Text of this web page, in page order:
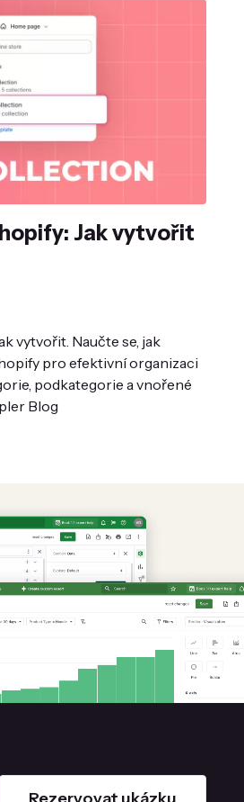
Jak vytvořit
vytvořit. Naučte se, jak
pro efektivní organizaci
podkategorie a vnořené
Blog
Rezervovat ukázku